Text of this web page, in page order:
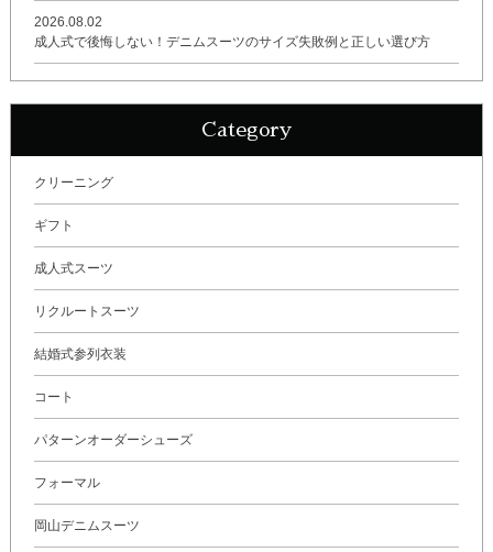
2026.08.02
成人式で後悔しない！デニムスーツのサイズ失敗例と正しい選び方
Category
クリーニング
ギフト
成人式スーツ
リクルートスーツ
結婚式参列衣装
コート
パターンオーダーシューズ
フォーマル
岡山デニムスーツ